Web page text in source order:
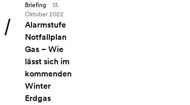
Briefing
13.
Oktober 2022
Alarmstufe
Notfallplan
Gas – Wie
lässt sich im
kommenden
Winter
Erdgas
Angebot: Alarmstufe Notfallplan Gas – Wie lässt